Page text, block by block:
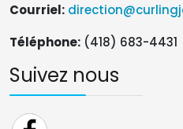
Courriel:
Téléphone: (418) 683-4431
Suivez nous